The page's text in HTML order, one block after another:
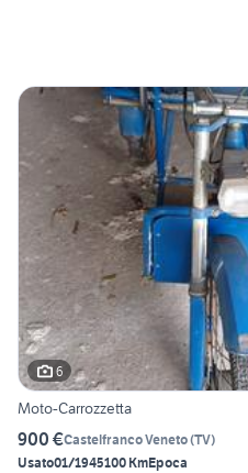
6
Moto-Carrozzetta
900 €Castelfranco Veneto(TV)
Usato01/1945100 KmEpoca